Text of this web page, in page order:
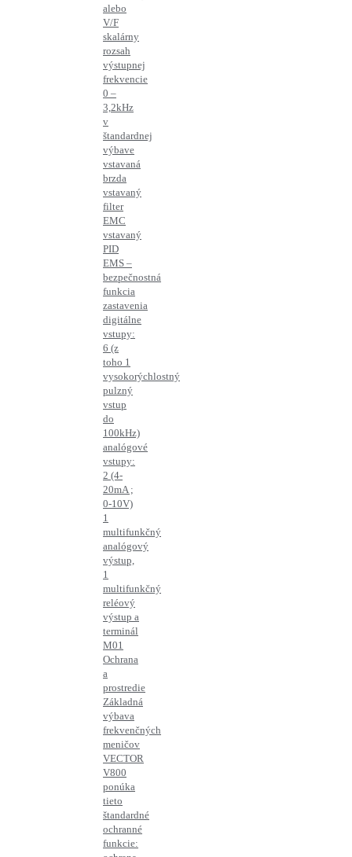
alebo
V/F
skalárny
rozsah
výstupnej
frekvencie
0 –
3,2kHz
v
štandardnej
výbave
vstavaná
brzda
vstavaný
filter
EMC
vstavaný
PID
EMS –
bezpečnostná
funkcia
zastavenia
digitálne
vstupy:
6 (z
toho 1
vysokorýchlostný
pulzný
vstup
do
100kHz)
analógové
vstupy:
2 (4-
20mA ;
0-10V)
1
multifunkčný
analógový
výstup,
1
multifunkčný
reléový
výstup a
terminál
M01
Ochrana
a
prostredie
Základná
výbava
frekvenčných
meničov
VECTOR
V800
ponúka
tieto
štandardné
ochranné
funkcie: